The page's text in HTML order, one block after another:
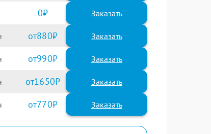
0 Заказать
880
990
1650
770